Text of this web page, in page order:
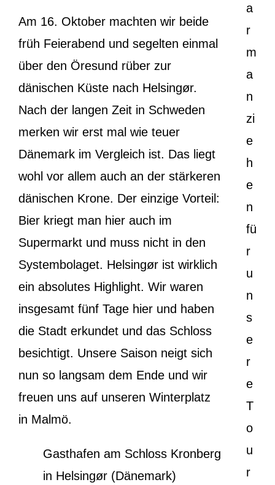
a
r
m
a
n
zi
e
h
e
n
fü
r
u
n
s
e
r
e
T
o
u
r
Am 16. Oktober machten wir beide
früh Feierabend und segelten einmal
über den Öresund rüber zur
dänischen Küste nach Helsingør.
Nach der langen Zeit in Schweden
merken wir erst mal wie teuer
Dänemark im Vergleich ist. Das liegt
wohl vor allem auch an der stärkeren
dänischen Krone. Der einzige Vorteil:
Bier kriegt man hier auch im
Supermarkt und muss nicht in den
Systembolaget. Helsingør ist wirklich
ein absolutes Highlight. Wir waren
insgesamt fünf Tage hier und haben
die Stadt erkundet und das Schloss
besichtigt. Unsere Saison neigt sich
nun so langsam dem Ende und wir
freuen uns auf unseren Winterplatz
in Malmö.
Gasthafen am Schloss Kronberg
in Helsingør (Dänemark)